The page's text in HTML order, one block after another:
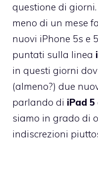
questione di
meno di un mese
nuovi iPhone 5s e
puntati sulla linea
in questi giorni
(almeno?) due
parlando di iPad 5
siamo in grado di
indiscrezioni